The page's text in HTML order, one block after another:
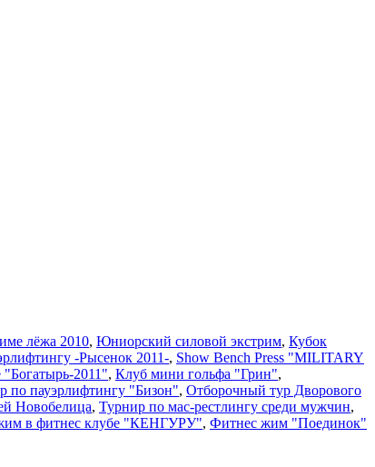
лёжа 2010, Юниорский силовой экстрим, Кубок
-Рысенок 2011-, Show Bench Press "MILITARY
"Богатырь-2011", Клуб мини гольфа "Грин",
по пауэрлифтингу "Бизон", Отборочный тур Дворового
Новобелица, Турнир по мас-рестлингу среди мужчин,
в фитнес клубе "КЕНГУРУ", Фитнес жим "Поединок"